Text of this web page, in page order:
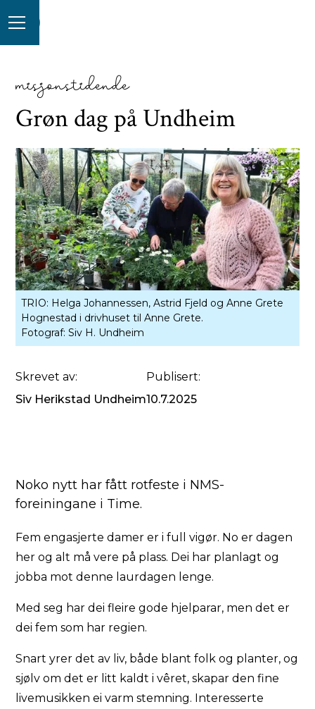
misjonstidende
Grøn dag på Undheim
TRIO: Helga Johannessen, Astrid Fjeld og Anne Grete
Hognestad i drivhuset til Anne Grete.
Fotograf: Siv H. Undheim
Skrevet av:
Siv Herikstad Undheim
Publisert:
10.7.2025
Noko nytt har fått rotfeste i NMS-
foreiningane i Time.
Fem engasjerte damer er i full vigør. No er dagen
her og alt må vere på plass. Dei har planlagt og
jobba mot denne laurdagen lenge.
Med seg har dei fleire gode hjelparar, men det er
dei fem som har regien.
Snart yrer det av liv, både blant folk og planter, og
sjølv om det er litt kaldt i vêret, skapar den fine
livemusikken ei varm stemning. Interesserte